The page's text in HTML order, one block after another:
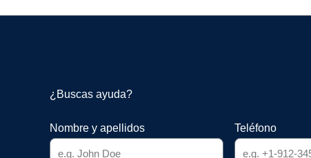
¿Buscas ayuda?
Nombre y apellidos Teléfono